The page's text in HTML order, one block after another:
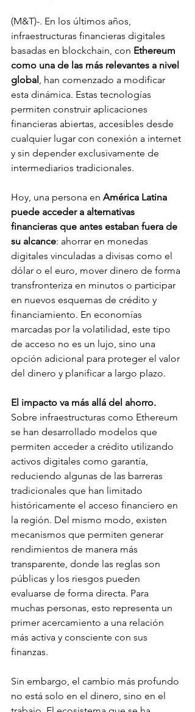
(M&T)-. En los últimos años,
infraestructuras financieras digitales
basadas en blockchain, con Ethereum
como una de las más relevantes a nivel
global, han comenzado a modificar
esta dinámica. Estas tecnologías
permiten construir aplicaciones
financieras abiertas, accesibles desde
cualquier lugar con conexión a internet
y sin depender exclusivamente de
intermediarios tradicionales.
Hoy, una persona en América Latina
puede acceder a alternativas
financieras que antes estaban fuera de
su alcance: ahorrar en monedas
digitales vinculadas a divisas como el
dólar o el euro, mover dinero de forma
transfronteriza en minutos o participar
en nuevos esquemas de crédito y
financiamiento. En economías
marcadas por la volatilidad, este tipo
de acceso no es un lujo, sino una
opción adicional para proteger el valor
del dinero y planificar a largo plazo.
El impacto va más allá del ahorro.
Sobre infraestructuras como Ethereum
se han desarrollado modelos que
permiten acceder a crédito utilizando
activos digitales como garantía,
reduciendo algunas de las barreras
tradicionales que han limitado
históricamente el acceso financiero en
la región. Del mismo modo, existen
mecanismos que permiten generar
rendimientos de manera más
transparente, donde las reglas son
públicas y los riesgos pueden
evaluarse de forma directa. Para
muchas personas, esto representa un
primer acercamiento a una relación
más activa y consciente con sus
finanzas.
Sin embargo, el cambio más profundo
no está solo en el dinero, sino en el